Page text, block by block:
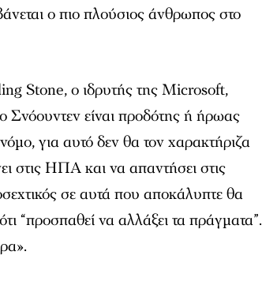
ο πιο πλούσιος άνθρωπος στο
Stone, o ιδρυτής της Microsoft,
Σνόουντεν είναι προδότης ή ήρωας
για αυτό δεν θα τον χαρακτήριζα
στις ΗΠΑ και να απαντήσει στις
σε αυτά που αποκάλυπτε θα
“προσπαθεί να αλλάξει τα πράγματα”.